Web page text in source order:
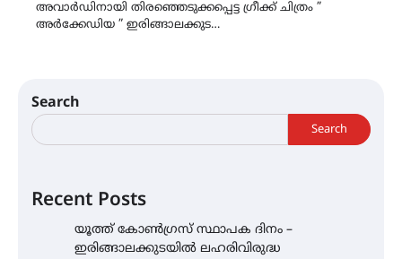
അവാർഡിനായി തിരഞ്ഞെടുക്കപ്പെട്ട ഗ്രീക്ക് ചിത്രം ”
അർക്കേഡിയ ” ഇരിങ്ങാലക്കുട…
Search
Search
Recent Posts
യൂത്ത് കോൺഗ്രസ്‌ സ്ഥാപക ദിനം –
ഇരിങ്ങാലക്കുടയിൽ ലഹരിവിരുദ്ധ